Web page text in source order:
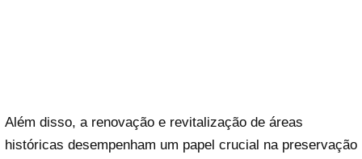
Além disso, a renovação e revitalização de áreas
históricas desempenham um papel crucial na preservação